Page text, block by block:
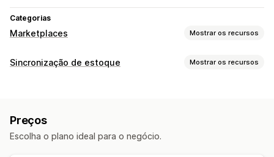
Categorias
Marketplaces Mostrar os recursos
Gerenciamento de listagem
Gerenciamento de pedidos
Sincronização de estoque Mostrar os recursos
Multicanal
Preços
Escolha o plano ideal para o negócio.